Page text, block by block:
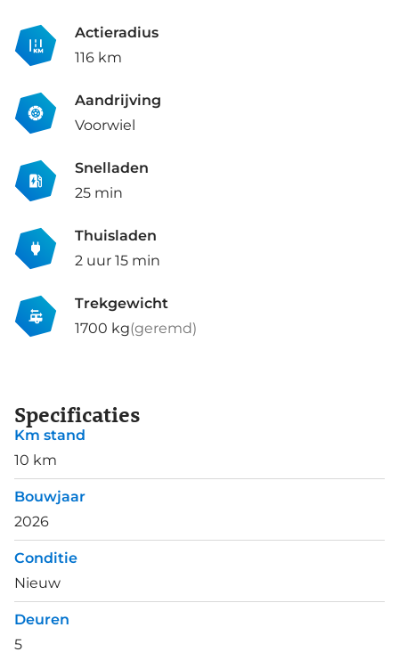
Actieradius
116 km
Aandrijving
Voorwiel
Snelladen
25 min
Thuisladen
2 uur 15 min
Trekgewicht
1700 kg(geremd)
Specificaties
Km stand
10 km
Bouwjaar
2026
Conditie
Nieuw
Deuren
5